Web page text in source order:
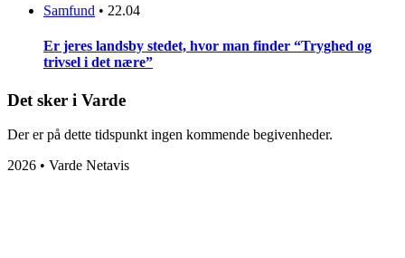
Samfund • 22.04
Er jeres landsby stedet, hvor man finder “Tryghed og
trivsel i det nære”
Det sker i Varde
Der er på dette tidspunkt ingen kommende begivenheder.
2026 • Varde Netavis